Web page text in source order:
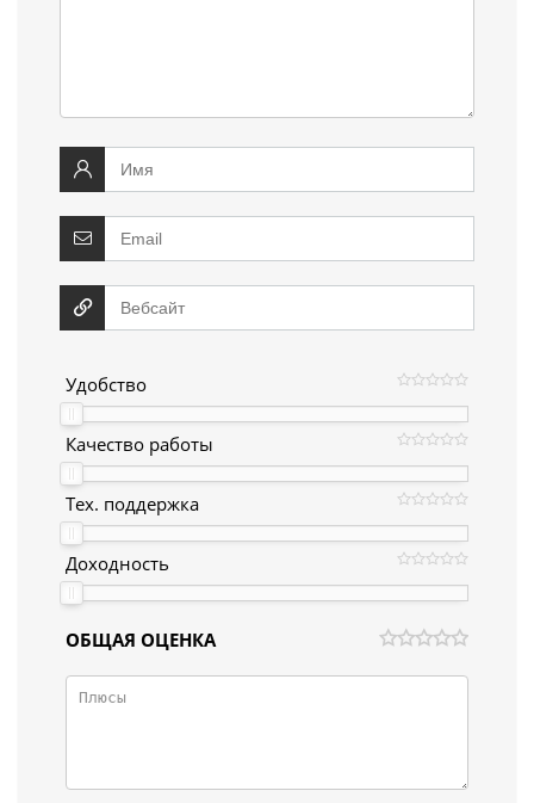
Удобство
Качество работы
Тех. поддержка
Доходность
ОБЩАЯ ОЦЕНКА